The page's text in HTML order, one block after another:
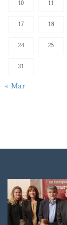
10 11
17 18
24 25
31
« Mar